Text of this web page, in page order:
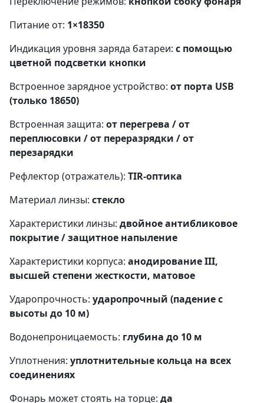
Питание от: 1×18350
Индикация уровня заряда батареи: с помощью
цветной подсветки кнопки
Встроенное зарядное устройство: от порта USB
(только 18650)
Встроенная защита: от перегрева / от
переплюсовки / от переразрядки / от
перезарядки
Рефлектор (отражатель): TIR-оптика
Материал линзы: стекло
Характеристики линзы: двойное антибликовое
покрытие / защитное напыление
Характеристики корпуса: анодирование III,
высшей степени жесткости, матовое
Ударопрочность: ударопрочный (падение с
высоты до 10 м)
Водонепроницаемость: глубина до 10 м
Уплотнения: уплотнительные кольца на всех
соединениях
Фонарь может стоять на торце: да